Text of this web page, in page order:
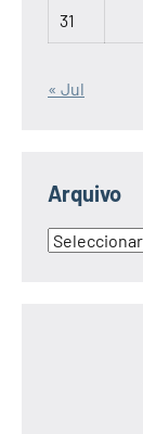
31
« Jul
Arquivo
Arquivo